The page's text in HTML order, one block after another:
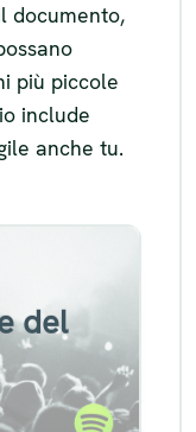
documento,
più piccole
include
anche tu.
del
del